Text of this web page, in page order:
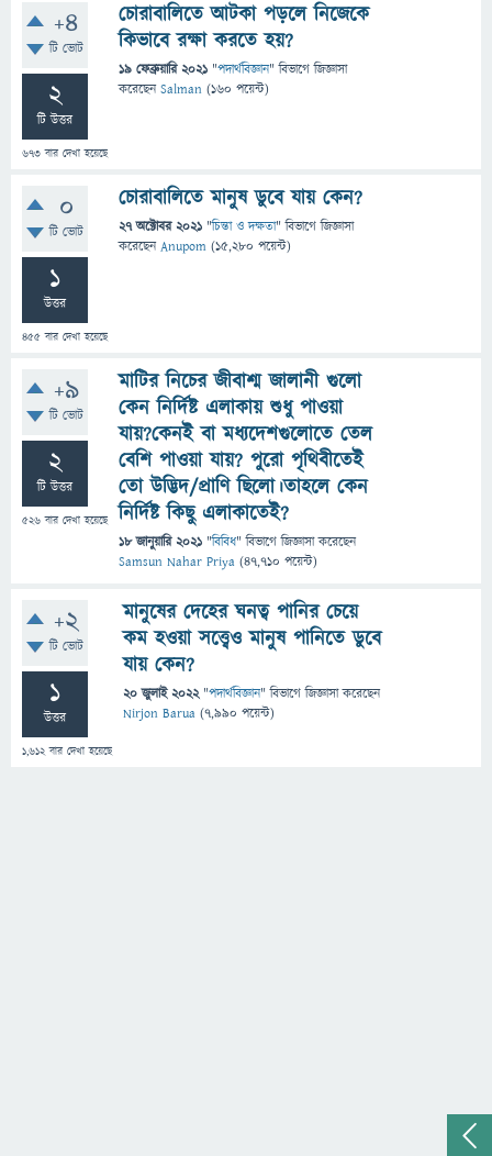
+4
টি ভোট
2
টি উত্তর
673 বার দেখা হয়েছে
চোরাবালিতে আটকা পড়লে নিজেকে
কিভাবে রক্ষা করতে হয়?
19 ফেব্রুয়ারি 2021 "পদার্থবিজ্ঞান" বিভাগে জিজ্ঞাসা
করেছেনSalman (160 পয়েন্ট)
0
টি ভোট
1
উত্তর
455 বার দেখা হয়েছে
চোরাবালিতে মানুষ ডুবে যায় কেন?
27 অক্টোবর 2021 "চিন্তা ও দক্ষতা" বিভাগে জিজ্ঞাসা
করেছেনAnupom (15,280 পয়েন্ট)
+9
টি ভোট
2
টি উত্তর
526 বার দেখা হয়েছে
মাটির নিচের জীবাশ্ম জালানী গুলো
কেন নির্দিষ্ট এলাকায় শুধু পাওয়া
যায়?কেনই বা মধ্যদেশগুলোতে তেল
বেশি পাওয়া যায়? পুরো পৃথিবীতেই
তো উদ্ভিদ/প্রাণি ছিলো।তাহলে কেন
নির্দিষ্ট কিছু এলাকাতেই?
18 জানুয়ারি 2021 "বিবিধ" বিভাগে জিজ্ঞাসাকরেছেন
Samsun Nahar Priya (47,710 পয়েন্ট)
+2
টি ভোট
1
উত্তর
1,612বার দেখা হয়েছে
মানুষের দেহের ঘনত্ব পানির চেয়ে
কম হওয়া সত্ত্বেও মানুষ পানিতে ডুবে
যায় কেন?
20 জুলাই 2022 "পদার্থবিজ্ঞান" বিভাগে জিজ্ঞাসাকরেছেন
Nirjon Barua (7,990 পয়েন্ট)